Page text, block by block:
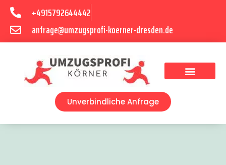
+4915792644442
anfrage@umzugsprofi-koerner-dresden.de
Unverbindliche Anfrage